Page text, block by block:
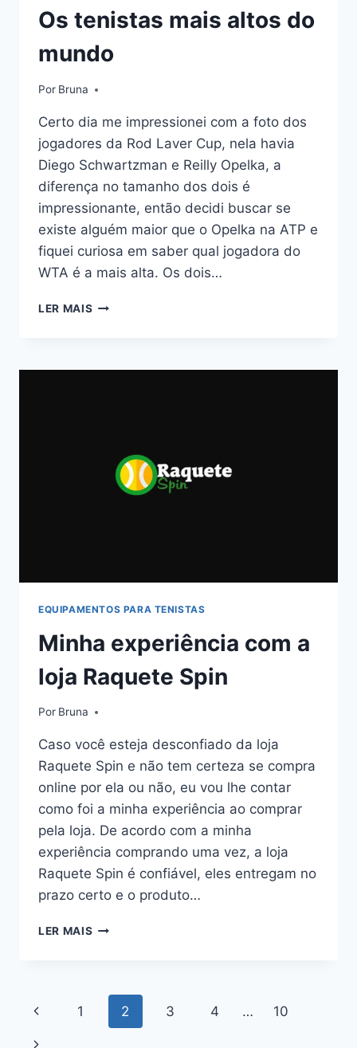
Os tenistas mais altos do
mundo
Por Bruna
Certo dia me impressionei com a foto dos
jogadores da Rod Laver Cup, nela havia
Diego Schwartzman e Reilly Opelka, a
diferença no tamanho dos dois é
impressionante, então decidi buscar se
existe alguém maior que o Opelka na ATP e
fiquei curiosa em saber qual jogadora do
WTA é a mais alta. Os dois…
LER MAIS OS
DO
EQUIPAMENTOS PARA TENISTAS
Minha experiência com a
loja Raquete Spin
Por Bruna
Caso você esteja desconfiado da loja
Raquete Spin e não tem certeza se compra
online por ela ou não, eu vou lhe contar
como foi a minha experiência ao comprar
pela loja. De acordo com a minha
experiência comprando uma vez, a loja
Raquete Spin é confiável, eles entregam no
prazo certo e o produto…
LER MAIS MINHA
LOJA
RAQUETE
SPIN
Navegação
Página
Anterior
1 2 3 4 … 10
Página